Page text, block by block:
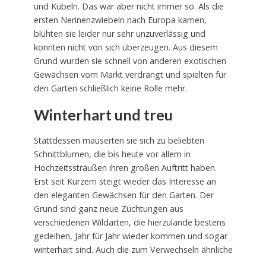
und Kübeln. Das war aber nicht immer so. Als die
ersten Nerinenzwiebeln nach Europa kamen,
blühten sie leider nur sehr unzuverlässig und
konnten nicht von sich überzeugen. Aus diesem
Grund wurden sie schnell von anderen exotischen
Gewächsen vom Markt verdrängt und spielten für
den Garten schließlich keine Rolle mehr.
Winterhart und treu
Stattdessen mauserten sie sich zu beliebten
Schnittblumen, die bis heute vor allem in
Hochzeitssträußen ihren großen Auftritt haben.
Erst seit Kurzem steigt wieder das Interesse an
den eleganten Gewächsen für den Garten. Der
Grund sind ganz neue Züchtungen aus
verschiedenen Wildarten, die hierzulande bestens
gedeihen, Jahr für Jahr wieder kommen und sogar
winterhart sind. Auch die zum Verwechseln ähnliche